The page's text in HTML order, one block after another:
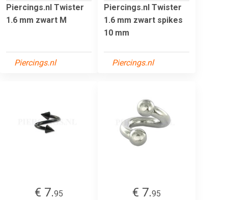
Piercings.nl Twister
1.6 mm zwart M
Piercings.nl
Piercings.nl Twister
1.6 mm zwart spikes
10 mm
Piercings.nl
€ 7.95
€ 7.95